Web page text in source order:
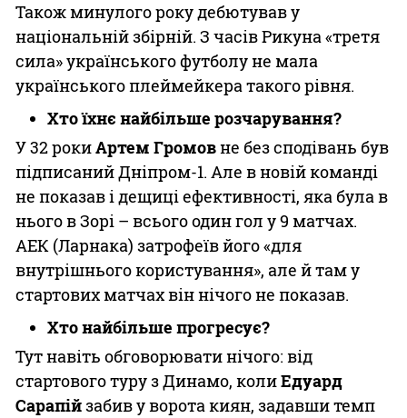
Також минулого року дебютував у
національній збірній. З часів Рикуна «третя
сила» українського футболу не мала
українського плеймейкера такого рівня.
Хто їхнє найбільше розчарування?
У 32 рокиАртем Громовне без сподівань був
підписаний Дніпром-1. Але в новій команді
не показав і дещиці ефективності, яка була в
нього в Зорі – всього один гол у 9 матчах.
АЕК (Ларнака) затрофеїв його «для
внутрішнього користування», але й там у
стартових матчах він нічого не показав.
Хто найбільше прогресує?
Тут навіть обговорювати нічого: від
стартового туру з Динамо, колиЕдуард
Сарапійзабив у ворота киян, задавши темп